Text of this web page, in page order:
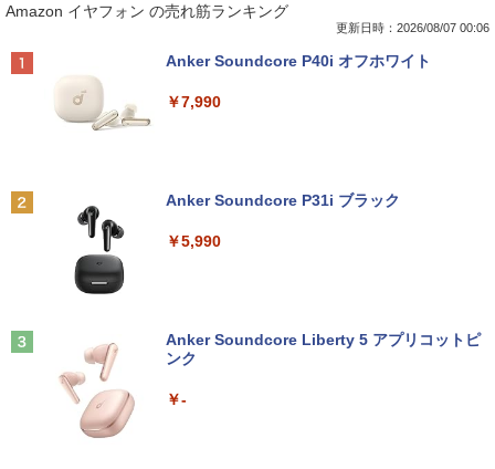
Amazon イヤフォン の売れ筋ランキング
更新日時：2026/08/07 00:06
Anker Soundcore P40i オフホワイト
￥7,990
Anker Soundcore P31i ブラック
￥5,990
Anker Soundcore Liberty 5 アプリコットピ
ンク
￥-